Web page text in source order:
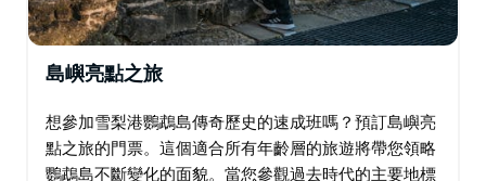
島嶼亮點之旅
想參加雪梨港鸚鵡島傳奇歷史的速成班嗎？預訂島嶼亮
點之旅的門票。這個適合所有年齡層的旅遊將帶您領略
鸚鵡島不斷變化的面貌。當您參觀過去時代的主要地標